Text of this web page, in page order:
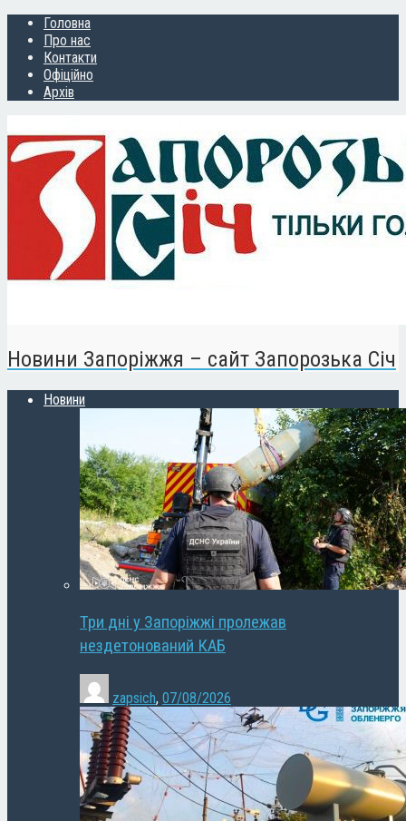
Головна
Про нас
Контакти
Офіційно
Архів
Новини Запоріжжя – сайт Запорозька Січ
Новини
Три дні у Запоріжжі пролежав
нездетонований КАБ
zapsich, 07/08/2026